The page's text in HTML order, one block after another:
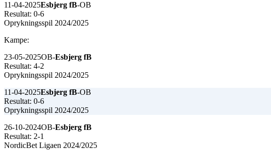
11-04-2025Esbjerg fB-OB
Resultat: 0-6
Oprykningsspil 2024/2025
Kampe:
23-05-2025OB-Esbjerg fB
Resultat: 4-2
Oprykningsspil 2024/2025
11-04-2025Esbjerg fB-OB
Resultat: 0-6
Oprykningsspil 2024/2025
26-10-2024OB-Esbjerg fB
Resultat: 2-1
NordicBet Ligaen 2024/2025